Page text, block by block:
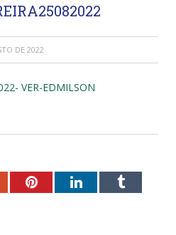
DE 2022
VER-EDMILSON
PinterestLinkedInTumblr